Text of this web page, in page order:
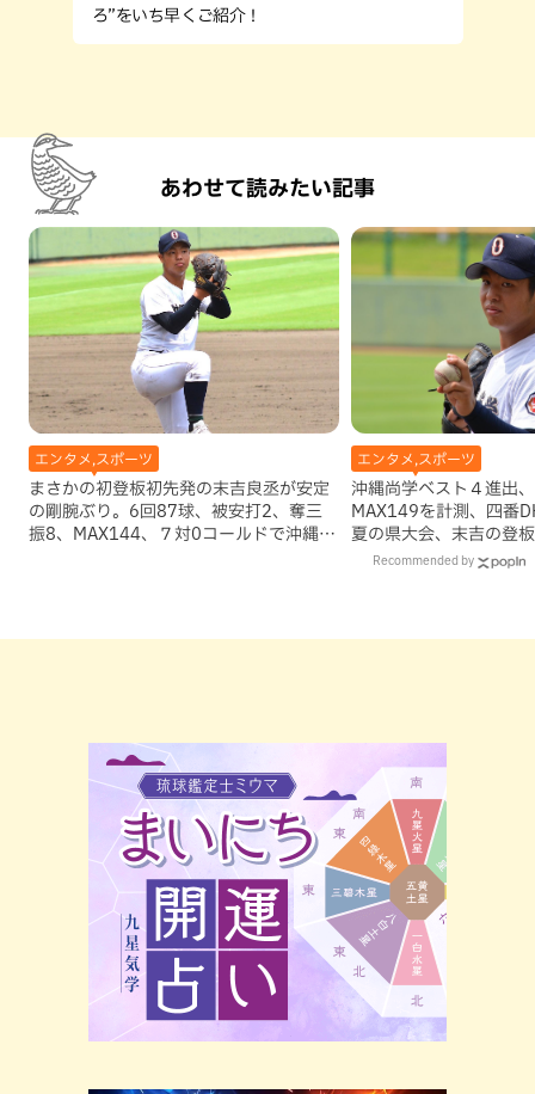
ろ”をいち早くご紹介！
あわせて読みたい記事
エンタメ,スポーツ
まさかの初登板初先発の末吉良丞が安定
の剛腕ぶり。6回87球、被安打2、奪三
振8、MAX144、７対0コールドで沖縄尚
エンタメ,スポーツ
沖縄尚学ベスト４進出
MAX149を計測、四番
夏の県大会、末吉の登
ていいのか
Recommended by